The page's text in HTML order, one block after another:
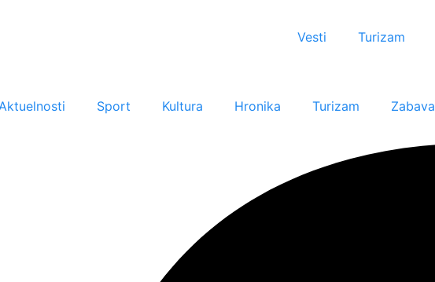
Vesti Turizam
Sport Kultura Hronika Turizam
Zabava